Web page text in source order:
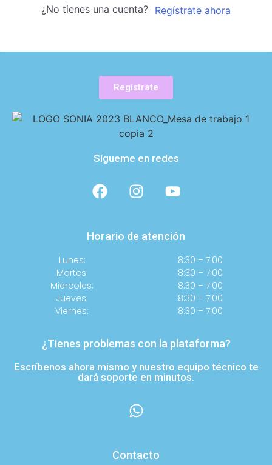
¿No tienes una cuenta? Regístrate ahora
Regístrate
Sígueme en redes
Horario de atención
Lunes:
Martes:
Miércoles:
Jueves:
Viernes:
8:30 – 7:00
8:30 – 7:00
8:30 – 7:00
8:30 – 7:00
8:30 – 7:00
¿Tienes problemas con la plataforma?
Escríbenos ahora mismo y nuestro equipo técnico te
dará soporte en minutos.
Contacto